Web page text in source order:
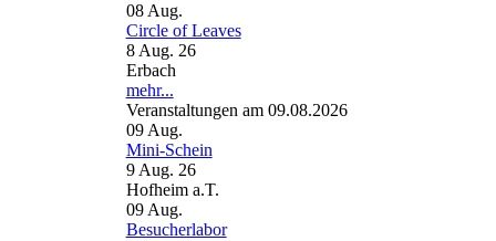
08 Aug.
Circle of Leaves
8 Aug. 26
Erbach
mehr...
Veranstaltungen am 09.08.2026
09 Aug.
Mini-Schein
9 Aug. 26
Hofheim a.T.
09 Aug.
Besucherlabor